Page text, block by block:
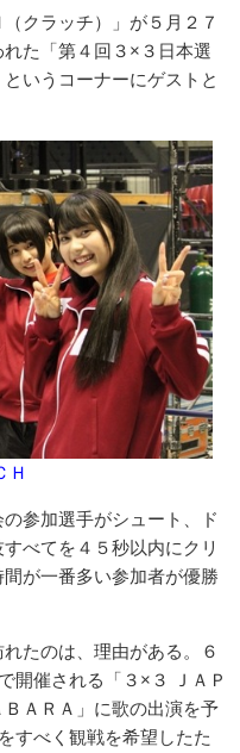
クラッチ）」が５月２７
た「第４回３×３日本選
いうコーナーにゲストと
Ｈ
参加選手がシュート、ド
べてを４５秒以内にクリ
が一番多い参加者が優勝
たのは、理由がある。６
開催される「３×３ ＪＡＰ
ＡＲＡ」に歌の出演を予
すべく観戦を希望したた